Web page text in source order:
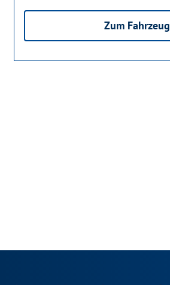
Zum Fahrzeug